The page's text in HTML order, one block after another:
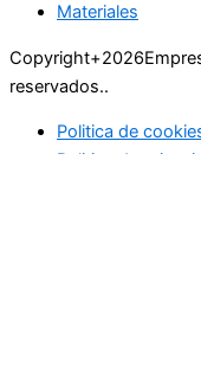
Materiales
reservados..
Politica de
Politica de